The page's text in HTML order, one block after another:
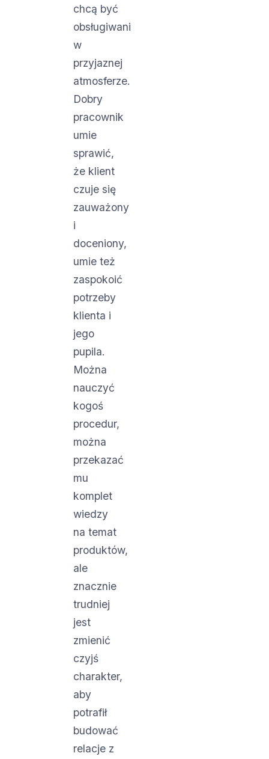
chcą być
obsługiwani
w
przyjaznej
atmosferze.
Dobry
pracownik
umie
sprawić,
że klient
czuje się
zauważony
i
doceniony,
umie też
zaspokoić
potrzeby
klienta i
jego
pupila.
Można
nauczyć
kogoś
procedur,
można
przekazać
mu
komplet
wiedzy
na temat
produktów,
ale
znacznie
trudniej
jest
zmienić
czyjś
charakter,
aby
potrafił
budować
relacje z